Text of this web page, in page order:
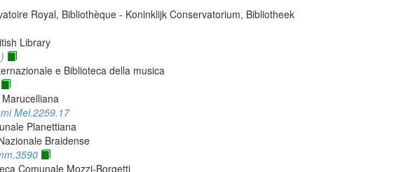
Royal, Bibliothèque - Koninklijk Conservatorium, Bibliotheek
Library
e Biblioteca della musica
Mel.2259.17
Planettiana
Braidense
Comunale Mozzi-Borgetti